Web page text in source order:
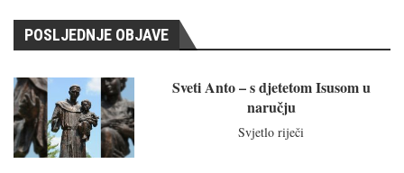
POSLJEDNJE OBJAVE
Sveti Anto – s djetetom Isusom u
naručju
Svjetlo riječi